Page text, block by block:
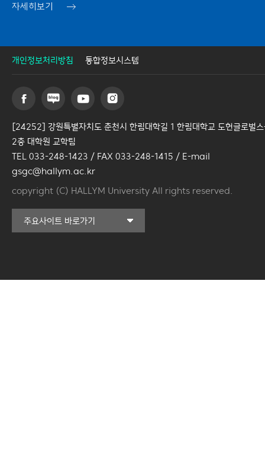
자세히보기
개인정보처리방침 통합정보시스템
[24252] 강원특별자치도 춘천시 한림대학길 1 한림대학교 도헌글로벌
2층 대학원 교학팀
TEL 033-248-1423 / FAX 033-248-1415 / E-mail
gsgc@hallym.ac.kr
copyright (C) HALLYM University All rights reserved.
주요사이트 바로가기
커뮤니티교육원
국제학생증신청